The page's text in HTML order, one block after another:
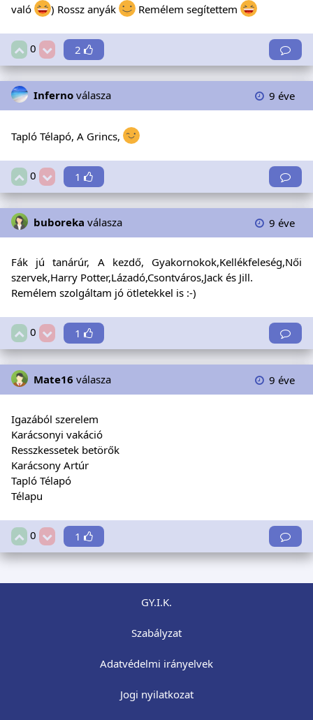
való
) Rossz anyák Remélem segítettem
0 2
Inferno válasza 9 éve
Tapló Télapó, A Grincs,
0 1
buboreka válasza 9 éve
Fák jú tanárúr, A kezdő, Gyakornokok,Kellékfeleség,Női
szervek,Harry Potter,Lázadó,Csontváros,Jack és Jill.
Remélem szolgáltam jó ötletekkel is :-)
0 1
Mate16 válasza 9 éve
Igazából szerelem
Karácsonyi vakáció
Resszkessetek betörők
Karácsony Artúr
Tapló Télapó
Télapu
0 1
GY.I.K.
Szabályzat
Adatvédelmi irányelvek
Jogi nyilatkozat